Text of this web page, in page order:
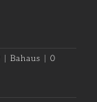
| Bahaus | 0